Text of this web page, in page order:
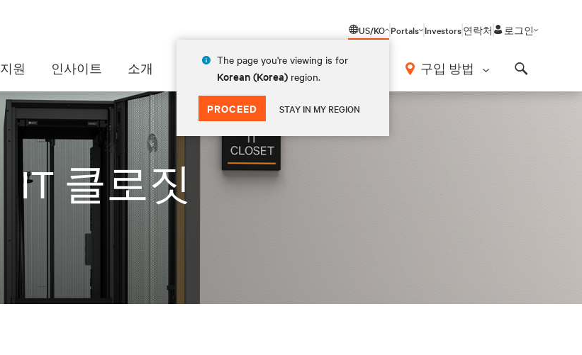
US/KO
The page you're viewing is for
Korean (Korea) region.
PROCEED STAY IN MY REGION
Portals Investors연락처 로그인
지원 인사이트 소개 구입 방법
IT 클로짓